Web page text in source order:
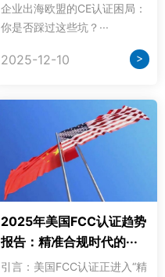
企业出海欧盟的CE认证困局：
你是否踩过这些坑？···
2025-12-10 >
2025年美国FCC认证趋势
报告：精准合规时代的···
引言：美国FCC认证正进入“精